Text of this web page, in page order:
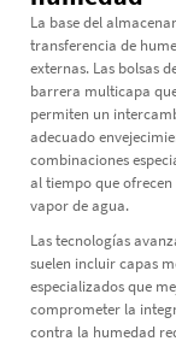
La base del
transferencia de
externas. Las bolsas
barrera multicapa
permiten un
adecuado
combinaciones
al tiempo que
vapor de agua.
Las tecnologías
suelen incluir capas
especializados que
comprometer la
contra la humedad